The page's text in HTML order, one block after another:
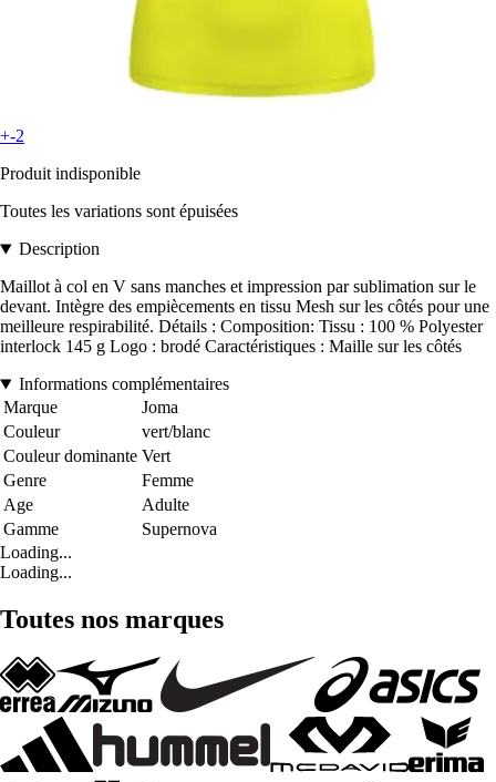
+-2
Produit indisponible
Toutes les variations sont épuisées
Description
Maillot à col en V sans manches et impression par sublimation sur le
devant. Intègre des empiècements en tissu Mesh sur les côtés pour une
meilleure respirabilité. Détails : Composition: Tissu : 100 % Polyester
interlock 145 g Logo : brodé Caractéristiques : Maille sur les côtés
Informations complémentaires
Marque
Joma
Couleur
vert/blanc
Couleur dominante Vert
Genre
Femme
Age
Adulte
Gamme
Supernova
Loading...
Loading...
Toutes nos marques